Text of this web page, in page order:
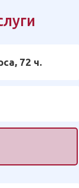
72 ч.